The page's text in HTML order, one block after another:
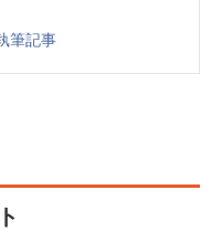
筆記事